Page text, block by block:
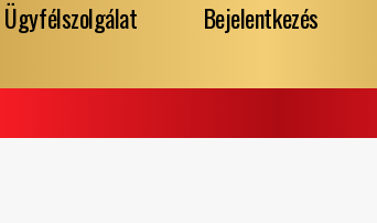
Ügyfélszolgálat Bejelentkezés